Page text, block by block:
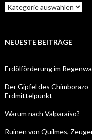
Kategorien
NEUESTE BEITRÄGE
Erdölförderung im
Der Gipfel des
Erdmittelpunkt
Warum nach Valparaíso?
Ruinen von Quilmes,